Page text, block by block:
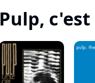
Pulp,